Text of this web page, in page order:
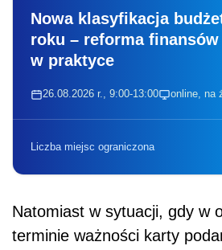
Nowa klasyfikacja
roku – reforma
w praktyce
26.08.2026 r., 9:00-13:00 online, na
Liczba miejsc ograniczona
Natomiast w sytuacji, gdy w
terminie ważności karty